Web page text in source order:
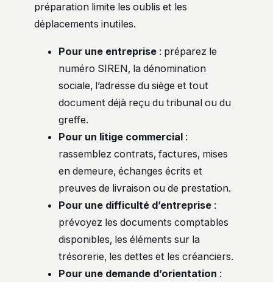
préparation limite les oublis et les
déplacements inutiles.
Pour une entreprise : préparez le
numéro SIREN, la dénomination
sociale, l’adresse du siège et tout
document déjà reçu du tribunal ou du
greffe.
Pour un litige commercial :
rassemblez contrats, factures, mises
en demeure, échanges écrits et
preuves de livraison ou de prestation.
Pour une difficulté d’entreprise :
prévoyez les documents comptables
disponibles, les éléments sur la
trésorerie, les dettes et les créanciers.
Pour une demande d’orientation :